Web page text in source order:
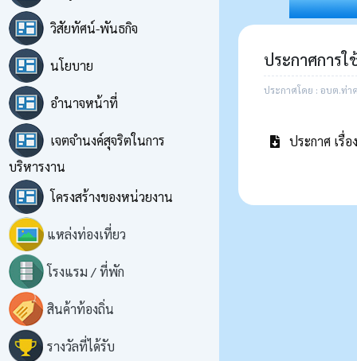
วิสัยทัศน์-พันธกิจ
นโยบาย
อำนาจหน้าที่
เจตจำนงค์สุจริตในการ
บริหารงาน
โครงสร้างของหน่วยงาน
แหล่งท่องเที่ยว
โรงแรม / ที่พัก
สินค้าท้องถิ่น
รางวัลที่ได้รับ
ประกาศการ
ประกาศโดย : อบต.ท่า
ประกาศ เรื่